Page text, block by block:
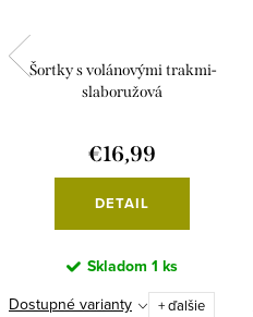
Šortky s volánovými trakmi-
slaboružová
€16,99
DETAIL
Skladom 1 ks
Dostupné varianty + ďalšie